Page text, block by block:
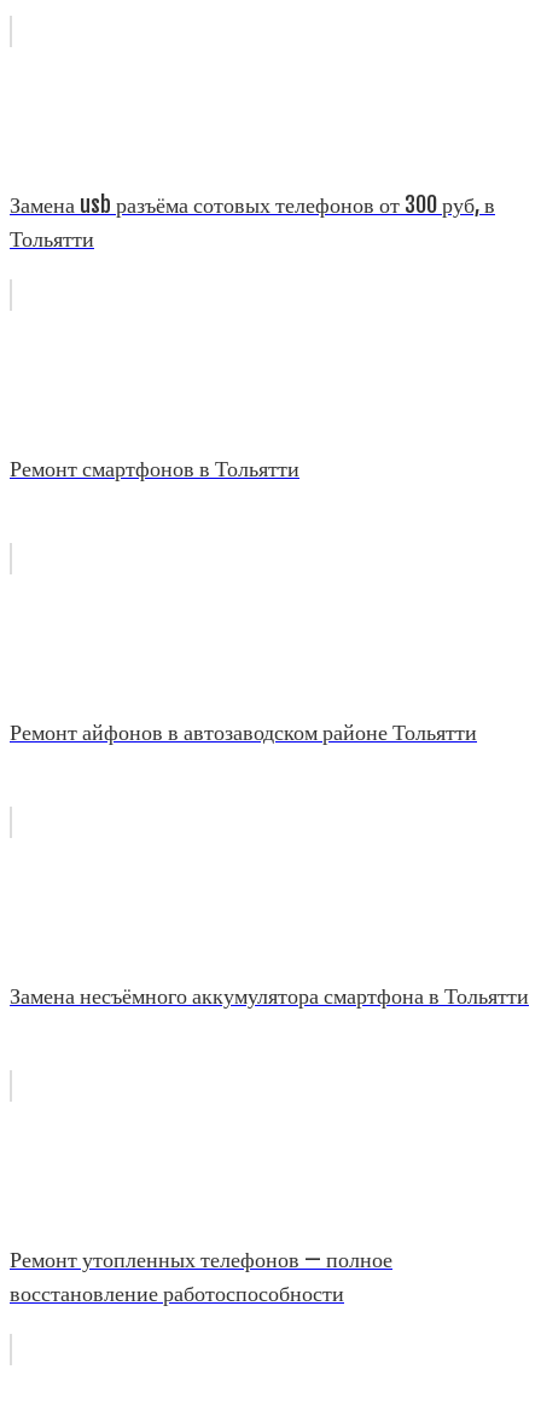
Замена usb разъёма сотовых телефонов от 300 руб, в
Тольятти
Ремонт смартфонов в Тольятти
Ремонт айфонов в автозаводском районе Тольятти
Замена несъёмного аккумулятора смартфона в Тольятти
Ремонт утопленных телефонов — полное
восстановление работоспособности